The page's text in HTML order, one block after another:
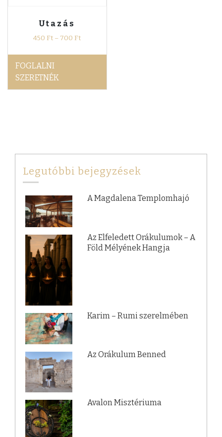
Utazás
450Ft – 700Ft
FOGLALNI
SZERETNÉK
Legutóbbi bejegyzések
A Magdalena Templomhajó
Az Elfeledett Orákulumok – A
Föld Mélyének Hangja
Karim – Rumi szerelmében
Az Orákulum Benned
Avalon Misztériuma